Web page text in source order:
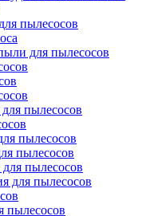
пылесосов
для пылесосов
пылесосов
пылесосов
пылесосов
пылесосов
для пылесосов
пылесосов